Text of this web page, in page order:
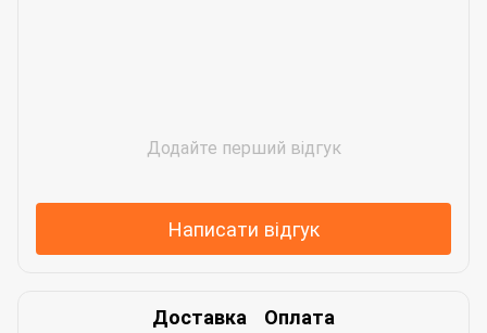
Додайте перший відгук
Написати відгук
Доставка Оплата